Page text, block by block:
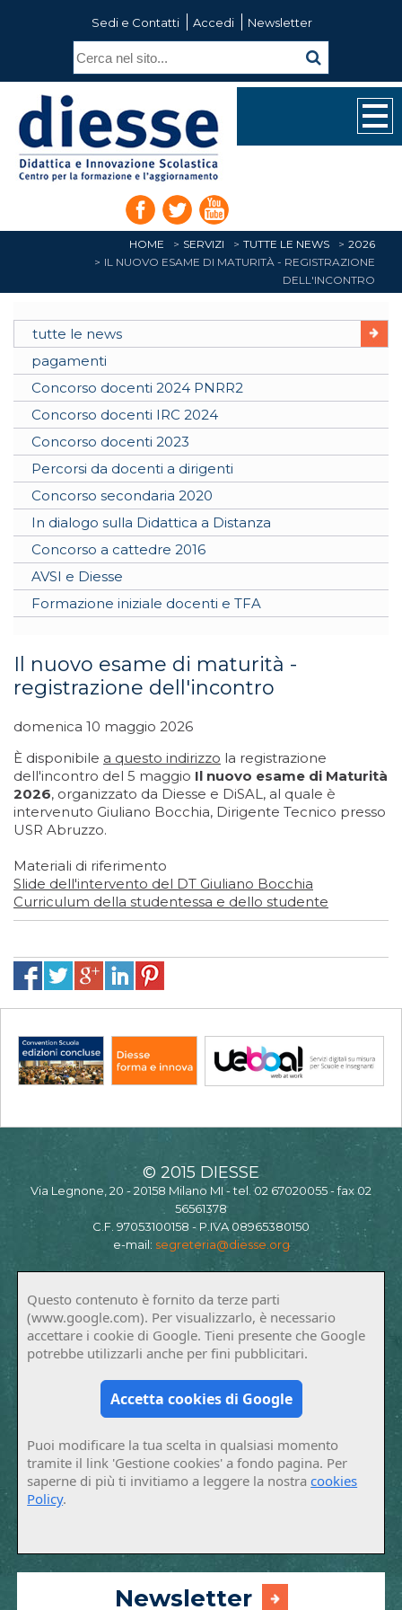
Sedi e Contatti Accedi Newsletter
HOME SERVIZI TUTTE LE NEWS
2026
IL NUOVO ESAME DI MATURITÀ - REGISTRAZIONE
DELL'INCONTRO
tutte le news
pagamenti
Concorso docenti 2024 PNRR2
Concorso docenti IRC 2024
Concorso docenti 2023
Percorsi da docenti a dirigenti
Concorso secondaria 2020
In dialogo sulla Didattica a Distanza
Concorso a cattedre 2016
AVSI e Diesse
Formazione iniziale docenti e TFA
Il nuovo esame di maturità -
registrazione dell'incontro
domenica 10 maggio 2026
È disponibile a questo indirizzo la registrazione
dell'incontro del 5 maggio Il nuovo esame di Maturità
2026, organizzato da Diesse e DiSAL, al quale è
intervenuto Giuliano Bocchia, Dirigente Tecnico presso
USR Abruzzo.
Materiali di riferimento
Slide dell'intervento del DT Giuliano Bocchia
Curriculum della studentessa e dello studente
© 2015 DIESSE
Via Legnone, 20 - 20158 Milano MI - tel. 02 67020055 - fax 02
56561378
C.F. 97053100158 - P.IVA 08965380150
e-mail: segreteria@diesse.org
Questo contenuto è fornito da terze parti
(www.google.com). Per visualizzarlo, è necessario
accettare i cookie di Google. Tieni presente che Google
potrebbe utilizzarli anche per fini pubblicitari.
Accetta cookies di Google
Puoi modificare la tua scelta in qualsiasi momento
tramite il link 'Gestione cookies' a fondo pagina. Per
saperne di più ti invitiamo a leggere la nostracookies
Policy.
Newsletter